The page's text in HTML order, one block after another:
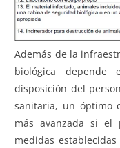
Además de la
biológica
disposición del
sanitaria, un óptimo
más avanzada si el
medidas